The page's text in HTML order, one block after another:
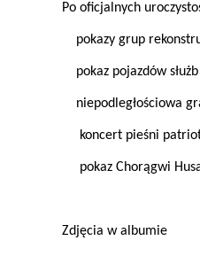
Po oficjalnych
pokazy grup
pokaz pojazdów
niepodległościowa
koncert pieśni
pokaz Chorągwi
Zdjęcia walbumie